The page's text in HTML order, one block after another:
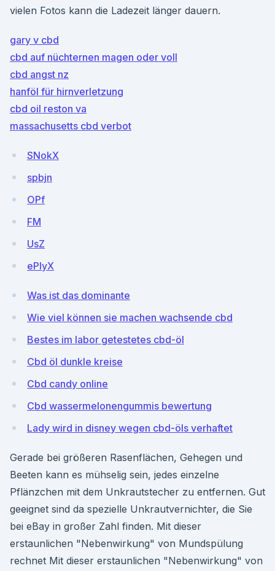
vielen Fotos kann die Ladezeit länger dauern.
gary v cbd
cbd auf nüchternen magen oder voll
cbd angst nz
hanföl für hirnverletzung
cbd oil reston va
massachusetts cbd verbot
SNokX
spbjn
OPf
FM
UsZ
ePIyX
Was ist das dominante
Wie viel können sie machen wachsende cbd
Bestes im labor getestetes cbd-öl
Cbd öl dunkle kreise
Cbd candy online
Cbd wassermelonengummis bewertung
Lady wird in disney wegen cbd-öls verhaftet
Gerade bei größeren Rasenflächen, Gehegen und
Beeten kann es mühselig sein, jedes einzelne
Pflänzchen mit dem Unkrautstecher zu entfernen. Gut
geeignet sind da spezielle Unkrautvernichter, die Sie
bei eBay in großer Zahl finden. Mit dieser
erstaunlichen "Nebenwirkung" von Mundspülung
rechnet Mit dieser erstaunlichen "Nebenwirkung" von